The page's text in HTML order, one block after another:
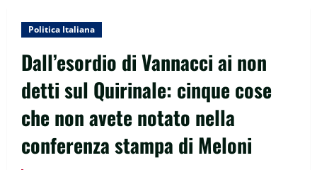
Politica Italiana
Dall’esordio di Vannacci ai non
detti sul Quirinale: cinque cose
che non avete notato nella
conferenza stampa di Meloni